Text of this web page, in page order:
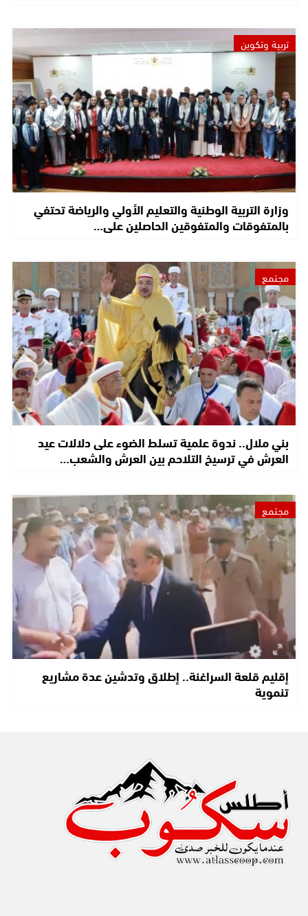
تربية وتكوين
وزارة التربية الوطنية والتعليم الأولي والرياضة تحتفي
بالمتفوقات والمتفوقين الحاصلين على…
مجتمع
بني ملال.. ندوة علمية تسلط الضوء على دلالات عيد
العرش في ترسيخ التلاحم بين العرش والشعب…
مجتمع
إقليم قلعة السراغنة.. إطلاق وتدشين عدة مشاريع
تنموية